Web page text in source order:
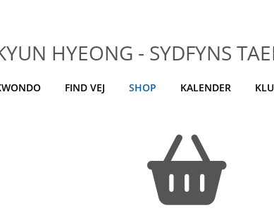
HYEONG - SYDFYNS
FIND VEJ SHOP KALENDER